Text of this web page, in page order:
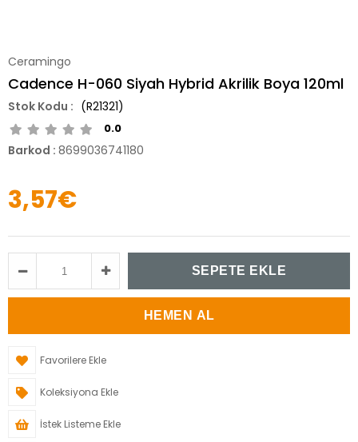
Ceramingo
Cadence H-060 Siyah Hybrid Akrilik Boya 120ml
(R21321)
0.0
Barkod : 8699036741180
3,57€
Favorilere Ekle
Koleksiyona Ekle
İstek Listeme Ekle